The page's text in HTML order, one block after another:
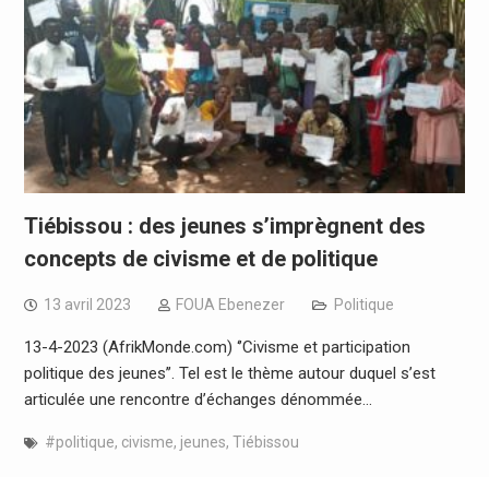
Tiébissou : des jeunes s’imprègnent des
concepts de civisme et de politique
13 avril 2023 FOUA Ebenezer Politique
13-4-2023 (AfrikMonde.com) ‘’Civisme et participation
politique des jeunes’’. Tel est le thème autour duquel s’est
articulée une rencontre d’échanges dénommée…
#politique, civisme, jeunes, Tiébissou